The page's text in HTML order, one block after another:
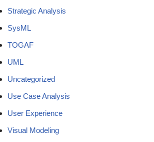
Strategic Analysis
SysML
TOGAF
UML
Uncategorized
Use Case Analysis
User Experience
Visual Modeling